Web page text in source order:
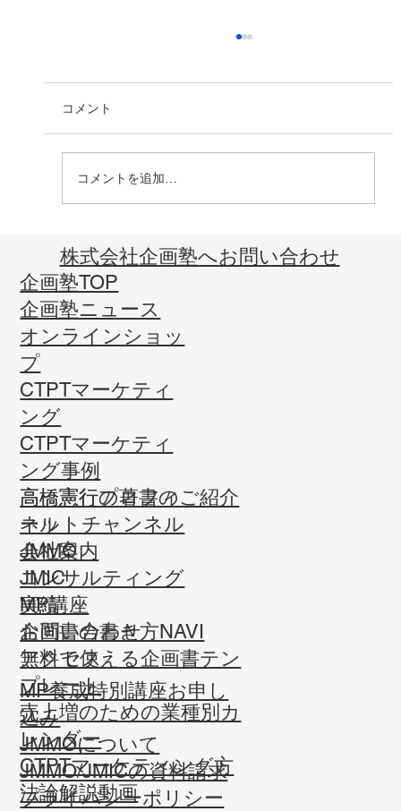
2026年2月JMMO月例会を公開しました！
コメント
コメントを追加…
企画塾TOP
企画塾ニュース
オンラインショッ
プ
CTPTマーケティ
ング
CTPTマーケティ
ング事例
高橋憲行プロフィ
ール
会社案内
コンサルティング
実績
お問い合わせ
​アクセス
高橋憲行の著書のご紹介
ネットチャンネル
JMMO
JMIC
MP講座
企画書の書き方NAVI
無料で使える企画書テン
プレート
売上増のための業種別カ
レンダー
CTPTマーケティング方
法論解説動画
MP養成特別講座お申し
込み
JMMOについて
JMMO/JMICの資料請求
​プライバシーポリシー
​株式会社企画塾へお問い合わせ